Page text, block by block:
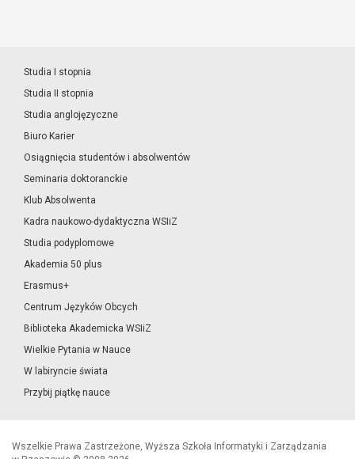
Studia I stopnia
Studia II stopnia
Studia anglojęzyczne
Biuro Karier
Osiągnięcia studentów i absolwentów
Seminaria doktoranckie
Klub Absolwenta
Kadra naukowo-dydaktyczna WSIiZ
Studia podyplomowe
Akademia 50 plus
Erasmus+
Centrum Języków Obcych
Biblioteka Akademicka WSIiZ
Wielkie Pytania w Nauce
W labiryncie świata
Przybij piątkę nauce
Wszelkie Prawa Zastrzeżone, Wyższa Szkoła Informatyki i Zarządzania